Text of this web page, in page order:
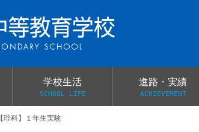
【理科】１年生実験
学校生活
SCHOOL LIFE
進路・実績
ACHIEVEMENT